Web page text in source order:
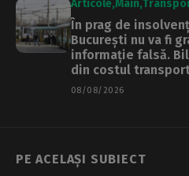
Articole Main
În prag de
București nu va fi
informație falsă.
din costul
08/08/2026
PE ACELAȘI SUBIECT